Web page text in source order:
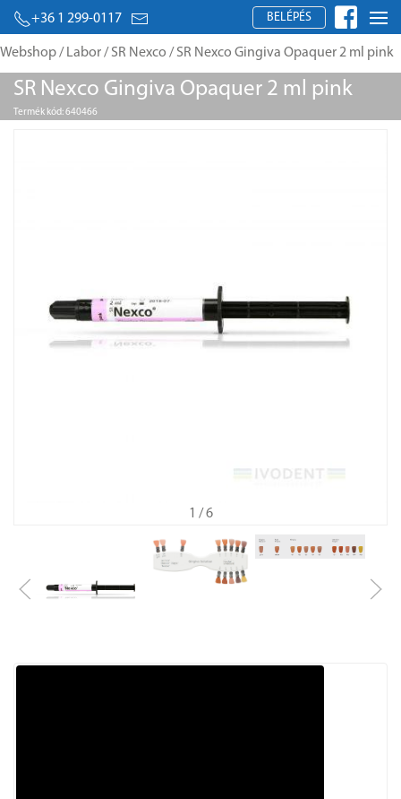
+36 1 299-0117 BELÉPÉS
Webshop/ Labor/ SR Nexco / SR Nexco Gingiva Opaquer 2 ml pink
SR Nexco Gingiva Opaquer 2 ml pink
Termék kód: 640466
1 / 6